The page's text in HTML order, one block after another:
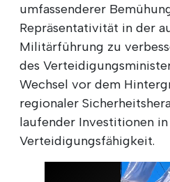
umfassenderer
Repräsentativität in der
Militärführung zu
des
Wechsel vor dem
regionaler
laufender Investitionen
Verteidigungsfähigkeit.